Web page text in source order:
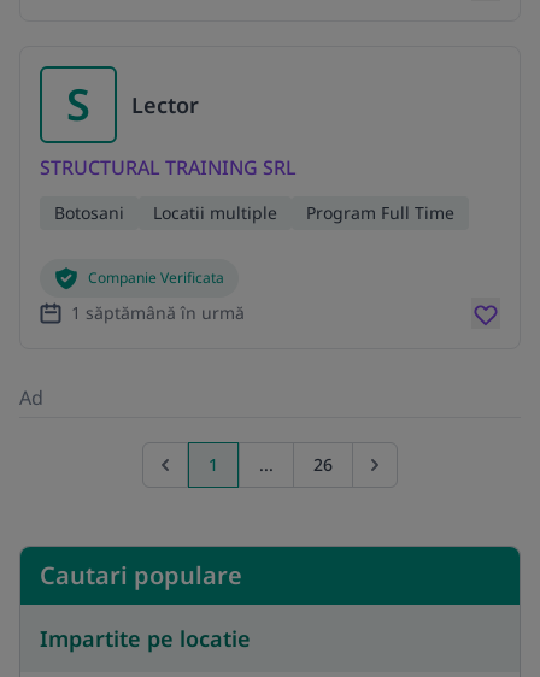
S Lector
STRUCTURAL TRAINING SRL
Botosani Locatii multiple Program Full Time
Companie Verificata
1 săptămână în urmă
Ad
Previous page
1 ... 26 Go to next page
Cautari populare
Impartite pe locatie